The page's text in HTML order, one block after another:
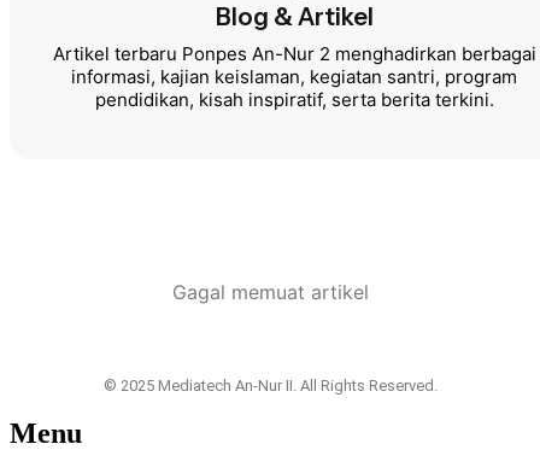
Blog & Artikel
Artikel terbaru Ponpes An-Nur 2 menghadirkan berbagai
informasi, kajian keislaman, kegiatan santri, program
pendidikan, kisah inspiratif, serta berita terkini.
Gagal memuat artikel
© 2025 Mediatech An-Nur II. All Rights Reserved.
Menu